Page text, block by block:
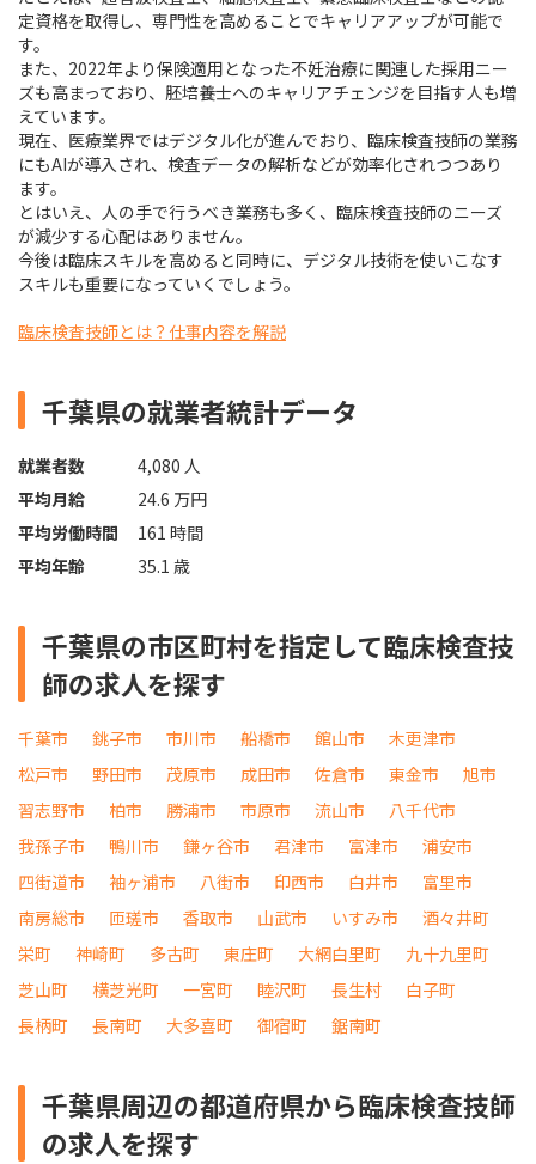
定資格を取得し、専門性を高めることでキャリアアップが可能で
す。
また、2022年より保険適用となった不妊治療に関連した採用ニー
ズも高まっており、胚培養士へのキャリアチェンジを目指す人も増
えています。
現在、医療業界ではデジタル化が進んでおり、臨床検査技師の業務
にもAIが導入され、検査データの解析などが効率化されつつあり
ます。
とはいえ、人の手で行うべき業務も多く、臨床検査技師のニーズ
が減少する心配はありません。
今後は臨床スキルを高めると同時に、デジタル技術を使いこなす
スキルも重要になっていくでしょう。
臨床検査技師とは？仕事内容を解説
千葉県の就業者統計データ
就業者数
4,080 人
平均月給
24.6 万円
平均労働時間
161 時間
平均年齢
35.1 歳
千葉県の市区町村を指定して臨床検査技
師の求人を探す
千葉市 銚子市 市川市 船橋市 館山市
木更津市
松戸市
野田市 茂原市 成田市 佐倉市 東金市
旭市
習志野市
柏市 勝浦市 市原市 流山市
八千代市
我孫子市
鴨川市 鎌ヶ谷市 君津市 富津市
浦安市
四街道市
袖ヶ浦市 八街市 印西市 白井市
富里市
南房総市
匝瑳市 香取市 山武市 いすみ市
酒々井町
栄町
神崎町 多古町 東庄町 大網白里町
九十九里町
芝山町
横芝光町 一宮町 睦沢町 長生村
白子町
長柄町
長南町 大多喜町 御宿町 鋸南町
千葉県周辺の都道府県から臨床検査技師
の求人を探す